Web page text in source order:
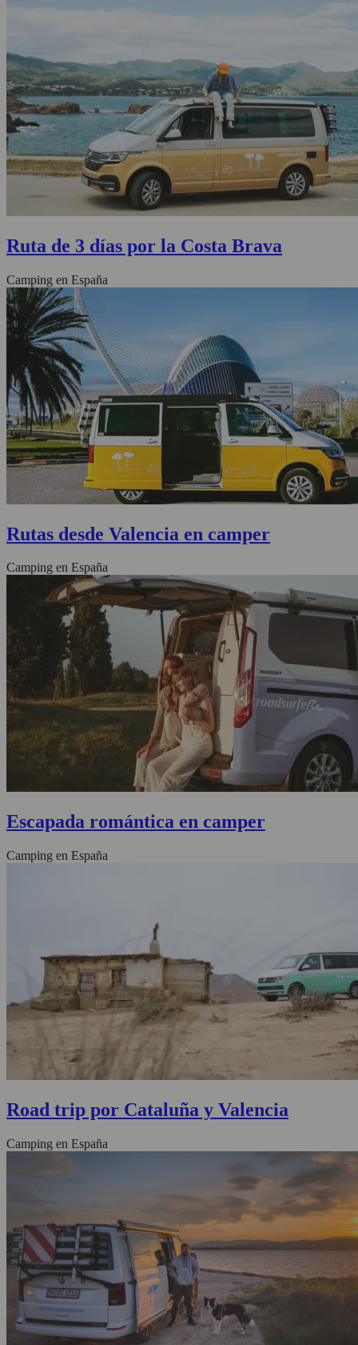
Ruta de 3 días por la Costa Brava
Camping en España
Rutas desde Valencia en camper
Camping en España
Escapada romántica en camper
Camping en España
Road trip por Cataluña y Valencia
Camping en España